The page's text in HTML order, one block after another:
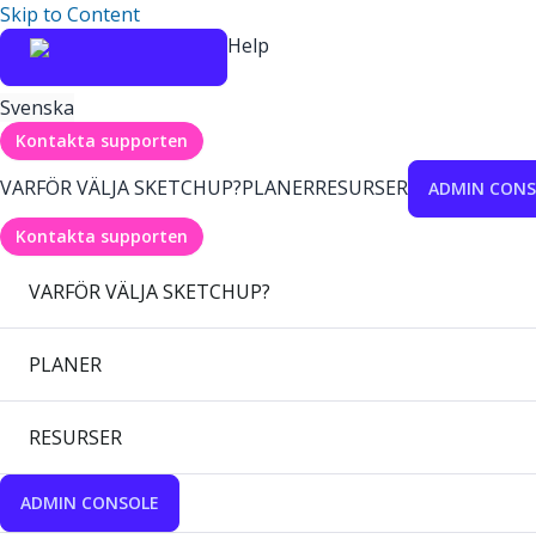
Skip to Content
Help
Svenska
Kontakta supporten
VARFÖR VÄLJA SKETCHUP?PLANERRESURSER ADMIN
Kontakta supporten
VARFÖR VÄLJA SKETCHUP?
PLANER
RESURSER
ADMIN CONSOLE